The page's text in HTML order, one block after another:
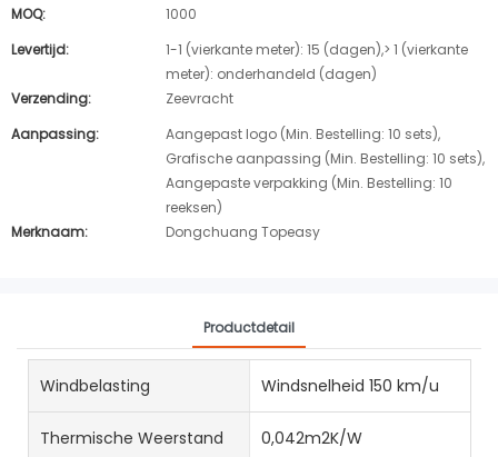
MOQ:
1000
Levertijd:
1-1 (vierkante meter): 15 (dagen),> 1 (vierkante
meter): onderhandeld (dagen)
Verzending:
Zeevracht
Aanpassing:
Aangepast logo (Min. Bestelling: 10 sets),
Grafische aanpassing (Min. Bestelling: 10 sets),
Aangepaste verpakking (Min. Bestelling: 10
reeksen)
Merknaam:
Dongchuang Topeasy
Productdetail
Windbelasting Windsnelheid 150 km/u
Thermische Weerstand 0,042m2K/W